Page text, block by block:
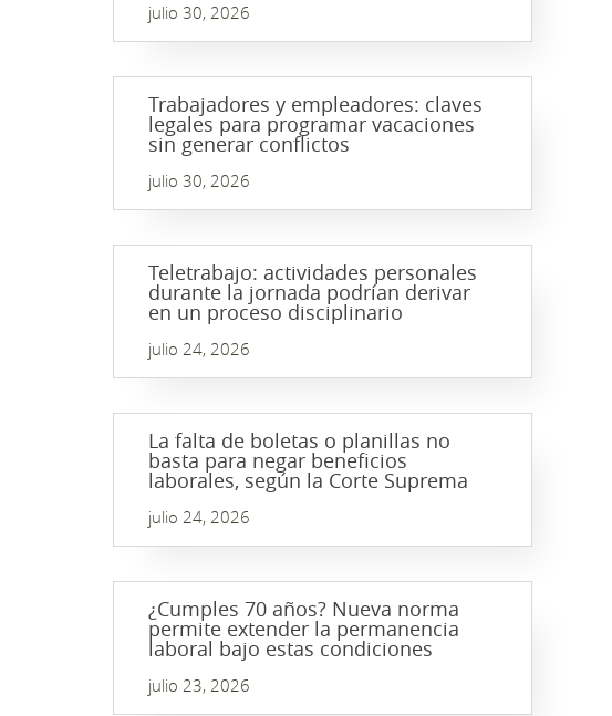
julio 30, 2026
Trabajadores y empleadores: claves
legales para programar vacaciones
sin generar conflictos
julio 30, 2026
Teletrabajo: actividades personales
durante la jornada podrían derivar
en un proceso disciplinario
julio 24, 2026
La falta de boletas o planillas no
basta para negar beneficios
laborales, según la Corte Suprema
julio 24, 2026
¿Cumples 70 años? Nueva norma
permite extender la permanencia
laboral bajo estas condiciones
julio 23, 2026